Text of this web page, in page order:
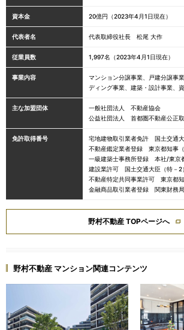
資本金 20億円（2023年4月1日現在）
代表者名 代表取締役社長 松尾 大作
従業員数 1,997名（2023年4月1日現在）
事業内容
マンション分譲事業、戸建分譲事
ディング事業、建築・設計事業、
主な加盟団体
一般社団法人 不動産協会
公益社団法人 首都圏不動産公正
免許取得番号
宅地建物取引業者免許 国土交通
不動産鑑定業者登録 東京都知事
一級建築士事務所登録 本社/東京
建設業許可 国土交通大臣（特－2
不動産特定共同事業許可 東京都
金融商品取引業者登録 関東財務
野村不動産 TOPページへ
野村不動産 マンション関連コンテンツ